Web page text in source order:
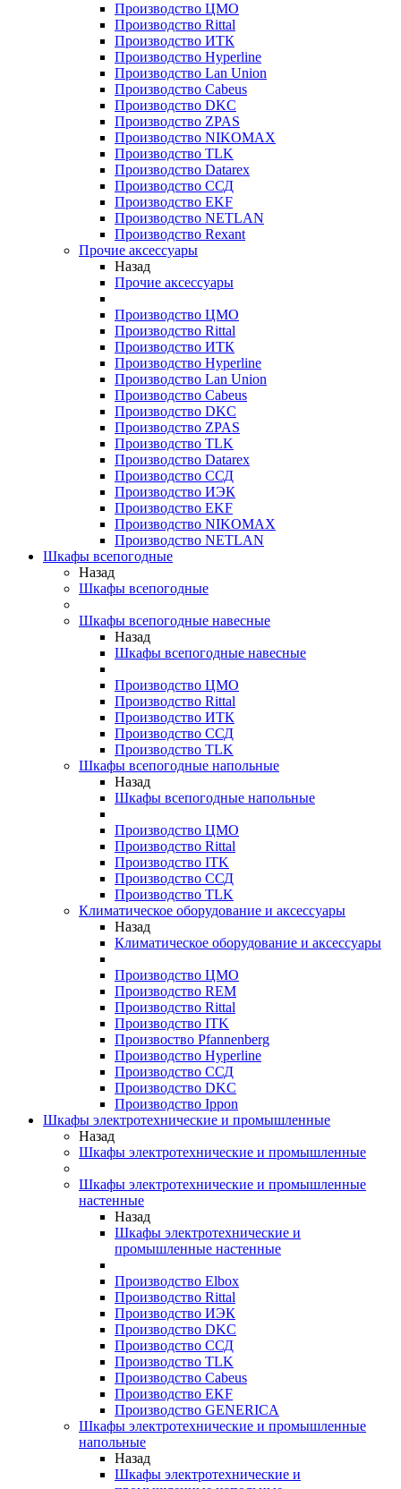
Производство ЦМО
Производство Rittal
Производство ИТК
Производство Hyperline
Производство Lan Union
Производство Cabeus
Производство DKC
Производство ZPAS
Производство NIKOMAX
Производство TLK
Производство Datarex
Производство ССД
Производство EKF
Производство NETLAN
Производство Rexant
Прочие аксеcсуары
Назад
Прочие аксеcсуары
Производство ЦМО
Производство Rittal
Производство ИТК
Производство Hyperline
Производство Lan Union
Производство Cabeus
Производство DKC
Производство ZPAS
Производство TLK
Производство Datarex
Производство ССД
Производство ИЭК
Производство EKF
Производство NIKOMAX
Производство NETLAN
Шкафы всепогодные
Назад
Шкафы всепогодные
Шкафы всепогодные навесные
Назад
Шкафы всепогодные навесные
Производство ЦМО
Производство Rittal
Производство ИТК
Производство ССД
Производство TLK
Шкафы всепогодные напольные
Назад
Шкафы всепогодные напольные
Производство ЦМО
Производство Rittal
Производство ITK
Производство ССД
Производство TLK
Климатическое оборудование и аксессуары
Назад
Климатическое оборудование и аксессуары
Производство ЦМО
Производство REM
Производство Rittal
Производство ITK
Произвоство Pfannenberg
Производство Hyperline
Производство ССД
Производство DKC
Производство Ippon
Шкафы электротехнические и промышленные
Назад
Шкафы электротехнические и промышленные
Шкафы электротехнические и промышленные
настенные
Назад
Шкафы электротехнические и
промышленные настенные
Производство Elbox
Производство Rittal
Производство ИЭК
Производство DKC
Производство ССД
Производство TLK
Производство Cabeus
Производство EKF
Производство GENERICA
Шкафы электротехнические и промышленные
напольные
Назад
Шкафы электротехнические и